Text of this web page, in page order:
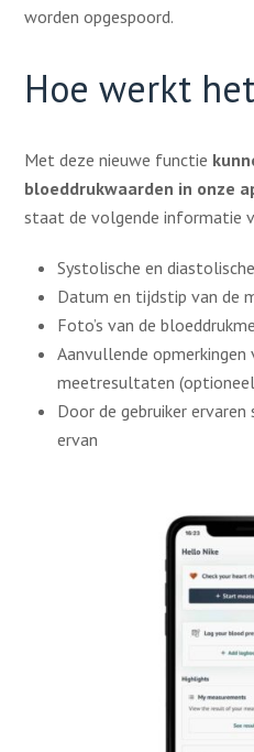
worden opgespoord.
Hoe werkt
Met deze nieuwe functie
bloeddrukwaarden in onze
staat de volgende informatie
Systolische en
Datum en tijdstip van de
Foto’s van de
Aanvullende opmerkingen
meetresultaten
Door de gebruiker
ervan